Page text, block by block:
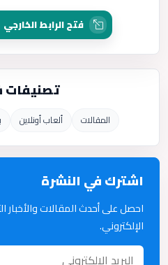
تصنيفات
المقالات ألعاب أونلاين
اشترك في النشرة
احصل على أحدث المقالات والأخبار
الإلكتروني.
فتح الرابط الخارجي